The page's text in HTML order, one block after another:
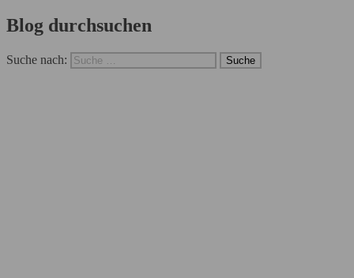
Blog durchsuchen
Suche nach: